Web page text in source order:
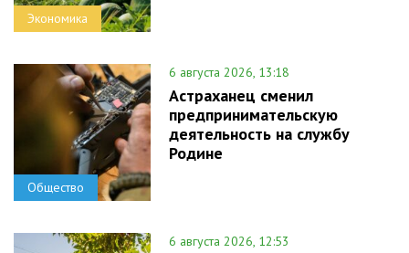
Экономика
Общество
6 августа 2026, 13:18
Астраханец сменил
предпринимательскую
деятельность на службу
Родине
6 августа 2026, 12:53